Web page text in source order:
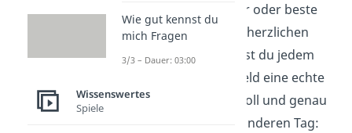
Ob Eltern, Geschwister oder beste
Freunde — mit diesen herzlichen
Glückwünschen machst du jedem
Paar aus deinem Umfeld eine echte
Freude
. Sie sind liebevoll und genau
richtig für diesen besonderen Tag:
Wie gut kennst du
mich Fragen
3/3 – Dauer: 03:00
Wissenswertes
Spiele